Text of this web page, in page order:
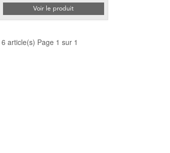
Voir le produit
article(s) Page 1 sur 1